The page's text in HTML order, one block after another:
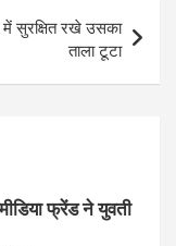
सुरक्षित रखे उसका
ताला टूटा
फ्रेंड ने युवती